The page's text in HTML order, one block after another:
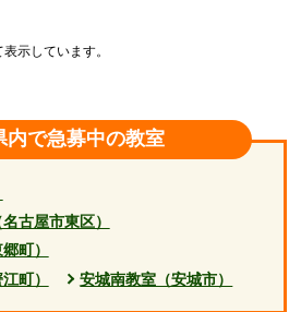
示しています。
内で急募中の教室
古屋市東区）
町）
町）
安城南教室（安城市）